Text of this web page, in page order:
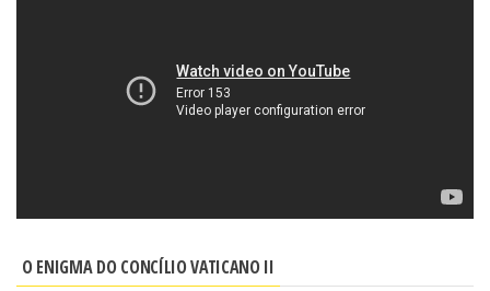
O ENIGMA DO CONCÍLIO VATICANO II